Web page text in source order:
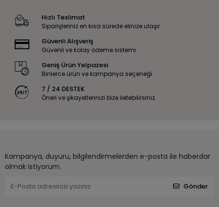
Hızlı Teslimat
Siparişleriniz en kısa sürede elinize ulaşır.
Güvenli Alışveriş
Güvenli ve kolay ödeme sistemi
Geniş Ürün Yelpazesi
Binlerce ürün ve kampanya seçeneği
7 / 24 DESTEK
Öneri ve şikayetlerinizi bize iletebilirsiniz.
Kampanya, duyuru, bilgilendirmelerden e-posta ile haberdar
olmak istiyorum.
Gönder